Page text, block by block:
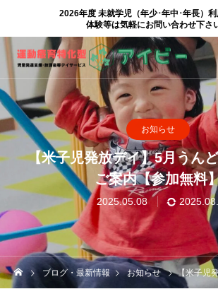
2026年度 未就学児（年少･年中･年長）
体験等は気軽にお問い合わせ下さ
お知らせ
【米子児発放デイ】5月うん
ご案内【参加無料
2025.05.08
ブログ・最新情報 お知らせ 【米子児発放デイ】